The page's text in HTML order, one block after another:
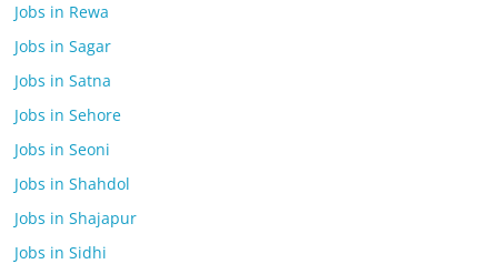
Jobs in Rewa
Jobs in Sagar
Jobs in Satna
Jobs in Sehore
Jobs in Seoni
Jobs in Shahdol
Jobs in Shajapur
Jobs in Sidhi